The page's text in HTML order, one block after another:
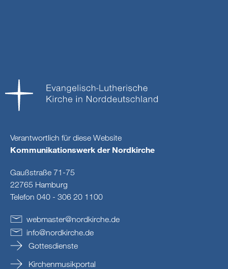
Verantwortlich für diese Website
Kommunikationswerk der Nordkirche
Gaußstraße 71-75
22765 Hamburg
Telefon 040 - 306 20 1100
webmaster@nordkirche.de
info@nordkirche.de
Gottesdienste
Kirchenmusikportal